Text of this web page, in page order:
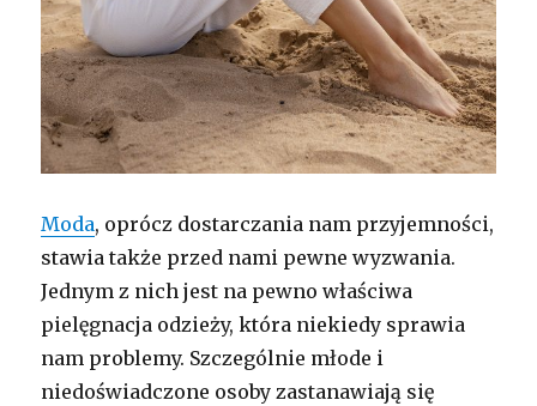
Moda, oprócz dostarczania nam przyjemności,
stawia także przed nami pewne wyzwania.
Jednym z nich jest na pewno właściwa
pielęgnacja odzieży, która niekiedy sprawia
nam problemy. Szczególnie młode i
niedoświadczone osoby zastanawiają się